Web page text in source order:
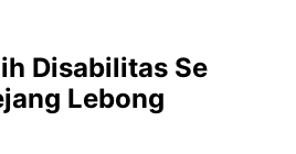
Disabilitas Se
Lebong